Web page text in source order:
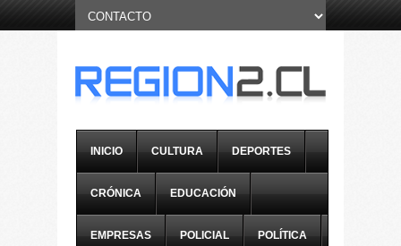
INICIO CULTURA DEPORTES
CRÓNICA EDUCACIÓN
EMPRESAS POLICIAL POLÍTICA